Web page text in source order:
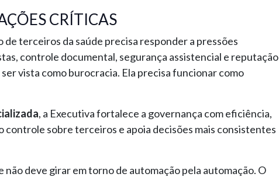
CRÍTICAS
terceiros da saúde precisa responder a pressões
controle documental, segurança assistencial e reputação
vista como burocracia. Ela precisa funcionar como
, a Executiva fortalece a governança com eficiência,
controle sobre terceiros e apoia decisões mais consistentes
deve girar em torno de automação pela automação. O